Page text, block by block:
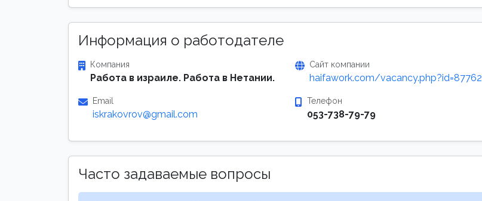
Информация о работодателе
Компания
Работа в израиле. Работа в Нетании.
Сайт компании
haifawork.com/vacancy.php?id=87762
Email
iskrakovrov@gmail.com
Телефон
053-738-79-79
Часто задаваемые вопросы